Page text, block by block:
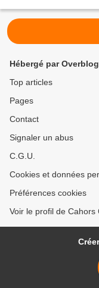
Hébergé par Overblog
Top articles
Pages
Contact
Signaler un abus
C.G.U.
Cookies et données
Préférences cookies
Voir le profil de Cahors